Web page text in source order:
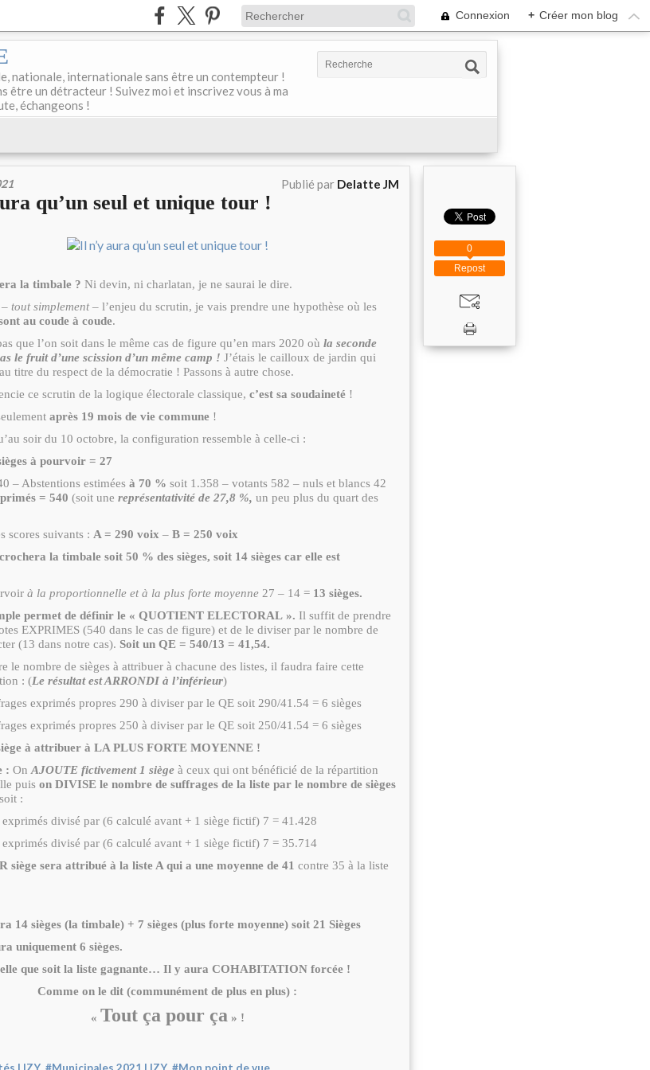
Connexion + Créer mon blog
nationale, internationale sans être un contempteur !
être un détracteur ! Suivez moi et inscrivez vous à ma
échangeons !
Publié par Delatte JM
qu’un seul et unique tour !
la timbale ? Ni devin, ni charlatan, je ne saurai le dire.
tout simplement– l’enjeu du scrutin, je vais prendre une hypothèse où les
au coude à coude.
que l’on soit dans le même cas de figure qu’en mars 2020 où la seconde
le fruit d’une scission d’un même camp ! J’étais le cailloux de jardin qui
titre du respect de la démocratie ! Passons à autre chose.
ce scrutin de la logique électorale classique, c’est sa soudaineté !
après 19 mois de vie commune !
soir du 10 octobre, la configuration ressemble à celle-ci :
à pourvoir = 27
– Abstentions estimées à 70 % soit 1.358 – votants 582 – nuls et blancs 42
= 540 (soit une représentativité de 27,8 %, un peu plus du quart des
scores suivants : A = 290 voix – B = 250 voix
la timbale soit 50 % des sièges, soit 14 sièges car elle est
à la proportionnelle et à la plus forte moyenne 27 – 14 = 13 sièges.
permet de définir le « QUOTIENT ELECTORAL ». Il suffit de prendre
EXPRIMES (540 dans le cas de figure) et de le diviser par le nombre de
(13 dans notre cas). Soit un QE = 540/13 = 41,54.
le nombre de sièges à attribuer à chacune des listes, il faudra faire cette
: (Le résultat est ARRONDI à l’inférieur)
exprimés propres 290 à diviser par le QE soit 290/41.54 = 6 sièges
exprimés propres 250 à diviser par le QE soit 250/41.54 = 6 sièges
à attribuer à LA PLUS FORTE MOYENNE !
: OnAJOUTE fictivement 1 siège à ceux qui ont bénéficié de la répartition
puis on DIVISE le nombre de suffrages de la liste par le nombre de sièges
:
divisé par (6 calculé avant + 1 siège fictif) 7 = 41.428
divisé par (6 calculé avant + 1 siège fictif) 7 = 35.714
siège sera attribué à la liste A qui a une moyenne de 41 contre 35 à la liste
14 sièges (la timbale) + 7 sièges (plus forte moyenne) soit 21 Sièges
uniquement 6 sièges.
que soit la liste gagnante… Il y aura COHABITATION forcée !
Comme on le dit (communément de plus en plus) :
« Tout ça pour ça» !
Repost
0